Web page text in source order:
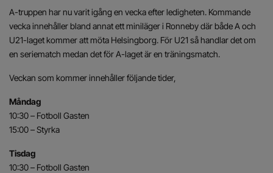
A-truppen har nu varit igång en vecka efter ledigheten. Kommande
vecka innehåller bland annat ett miniläger i Ronneby där både A och
U21-laget kommer att möta Helsingborg. För U21 så handlar det om
en seriematch medan det för A-laget är en träningsmatch.
Veckan som kommer innehåller följande tider,
Måndag
10:30 – Fotboll Gasten
15:00 – Styrka
Tisdag
10:30 – Fotboll Gasten